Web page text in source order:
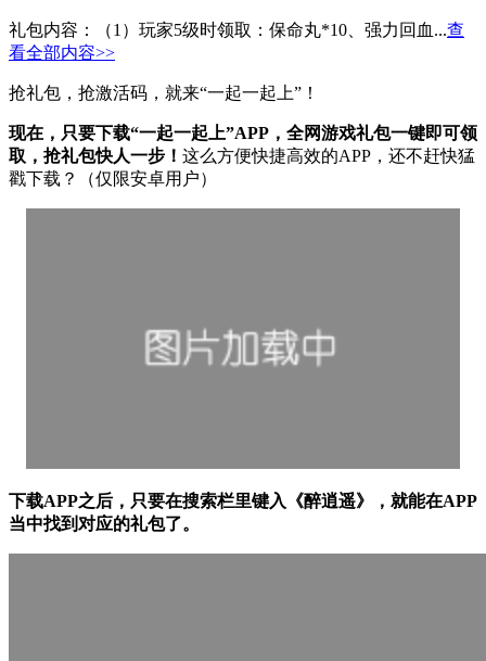
礼包内容：（1）玩家5级时领取：保命丸*10、强力回血...查
看全部内容>>
抢礼包，抢激活码，就来“一起一起上”！
现在，只要下载“一起一起上”APP，全网游戏礼包一键即可领
取，抢礼包快人一步！ 这么方便快捷高效的APP，还不赶快猛
戳下载？（仅限安卓用户）
下载APP之后，只要在搜索栏里键入《醉逍遥》，就能在APP
当中找到对应的礼包了。